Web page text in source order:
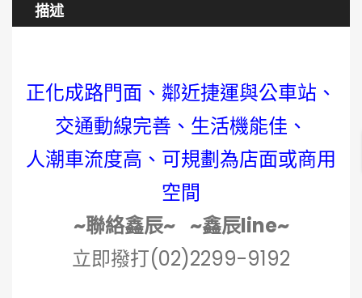
描述
正化成路門面、鄰近捷運與公車站、
交通動線完善、生活機能佳、
人潮車流度高、可規劃為店面或商用
空間
~聯絡鑫辰~ ~鑫辰line~
立即撥打(02)2299-9192